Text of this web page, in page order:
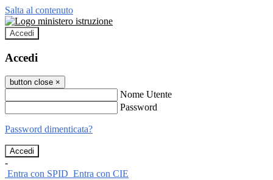
Salta al contenuto
Accedi
Accedi
button close ×
Nome Utente
Password
Password dimenticata?
-
Entra con SPID Entra con CIE